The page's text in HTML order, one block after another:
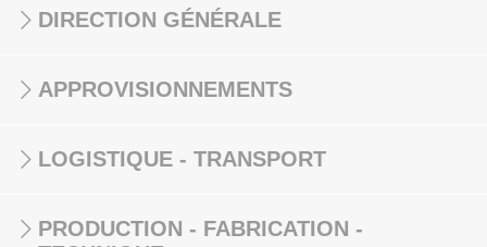
DIRECTION GÉNÉRALE
APPROVISIONNEMENTS
LOGISTIQUE - TRANSPORT
PRODUCTION - FABRICATION -